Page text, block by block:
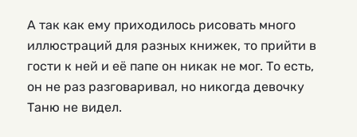
А так как ему приходилось рисовать много
иллюстраций для разных книжек, то прийти в
гости к ней и её папе он никак не мог. То есть,
он не раз разговаривал, но никогда девочку
Таню не видел.